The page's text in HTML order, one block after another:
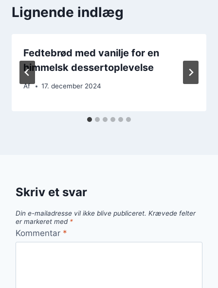
Lignende indlæg
Fedtebrød med vanilje for en
himmelsk dessertoplevelse
Af 17. december 2024
Skriv et svar
Din e-mailadresse vil ikke blive publiceret. Krævede felter
er markeret med *
Kommentar *